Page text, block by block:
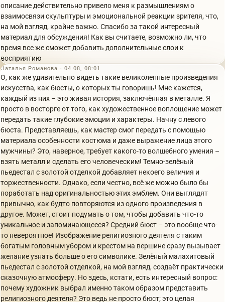
описание действительно привело меня к размышлениям о
взаимосвязи скульптуры и эмоциональной реакции зрителя, что,
на мой взгляд, крайне важно. Спасибо за такой интересный
материал для обсуждения! Как вы считаете, возможно ли, что
время все же сможет добавить дополнительные слои к
восприятию
Наталья Романова · 04.08, 08:01
О, как же удивительно видеть такие великолепные произведения
искусства, как бюсты, о которых ты говоришь! Мне кажется,
каждый из них – это живая история, заключённая в металле. Я
просто в восторге от того, как художественное воплощение может
передать такие глубокие эмоции и характеры. Начну с левого
бюста. Представляешь, как мастер смог передать с помощью
материала особенности костюма и даже выражение лица этого
мужчины? Это, наверное, требует какого-то волшебного умения –
взять металл и сделать его человеческим! Темно-зелёный
пьедестал с золотой отделкой добавляет некоего величия и
торжественности. Однако, если честно, всё же можно было бы
поработать над оригинальностью этих эмблем. Они выглядят
привычно, как будто повторяются из одного произведения в
другое. Может, стоит подумать о том, чтобы добавить что-то
уникальное и запоминающееся? Средний бюст – это вообще что-
то невероятное! Изображение религиозного деятеля с таким
богатым головным убором и крестом на вершине сразу вызывает
желание узнать больше о его символике. Зелёный малахитовый
пьедестал с золотой отделкой, на мой взгляд, создаёт практически
сказочную атмосферу. Но здесь, кстати, есть интересный вопрос:
почему художник выбрал именно таком образом представить
религиозного деятеля? Это ведь не просто бюст; это целая